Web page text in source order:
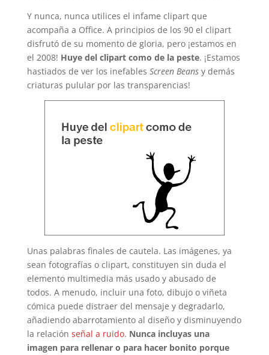
Y nunca, nunca utilices el infame clipart que
acompaña a Office. A principios de los 90 el clipart
disfrutó de su momento de gloria, pero ¡estamos en
el 2008! Huye del clipart como de la peste. ¡Estamos
hastiados de ver los inefables Screen Beansy demás
criaturas pulular por las transparencias!
Unas palabras finales de cautela. Las imágenes, ya
sean fotografías o clipart, constituyen sin duda el
elemento multimedia más usado y abusado de
todos. A menudo, incluir una foto, dibujo o viñeta
cómica puede distraer del mensaje y degradarlo,
añadiendo abarrotamiento al diseño y disminuyendo
la relación señal a ruido. Nunca incluyas una
imagen para rellenar o para hacer bonito porque